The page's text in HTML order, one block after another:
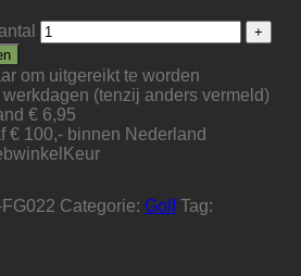
om uitgereikt te worden
werkdagen (tenzij anders vermeld)
€ 6,95
€ 100,- binnen Nederland
Categorie: Golf Tag: